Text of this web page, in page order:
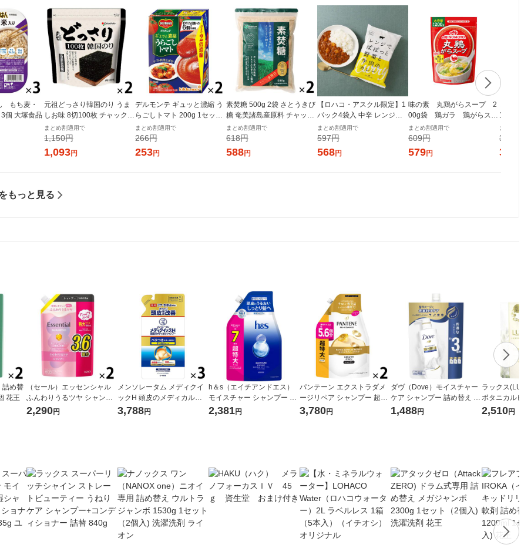
もち麦・
個 大塚食品
元祖どっさり韓国のり うま
しお味 8切100枚 チャック付
き 1セット（1個×2）オリオ
ンジャコー
まとめ割適用で
1,150円
1,093円
デルモンテ ギュッと濃縮 う
らごしトマト 200g 1セット
（1個×2）キッコーマン 紙
パック
まとめ割適用で
266円
253円
素焚糖 500g 2袋 さとうきび
糖 奄美諸島産原料 チャック
まとめ割適用で
618円
588円
【ロハコ・アスクル限定】1
パック4袋入 中辛 レンジで
ぱぱっと野菜と牛肉のカレ
ー 180g 1個 オリジナル レト
ル
まとめ割適用で
597円
568円
味の素 丸鶏がらスープ 2
00g袋 鶏ガラ 鶏がらスー
プの素
まとめ割適用で
609円
579円
1本 国産
まとめ割適
375円
357
もっと見る
詰め替
花王
（セール）エッセンシャル
ふんわりうるツヤ シャンプ
ー 詰め替え 大容量 1080ml
2個 花王
2,290円
メンソレータム メディクイ
ックH 頭皮のメディカルシ
ャンプー 詰め替え 280mL 3
個 ロート製薬 ふけ・かゆみ
3,788円
h＆s（エイチアンドエス）
モイスチャー シャンプー 詰
め替え 超特大 2.2Lサイズ P
＆G
2,381円
パンテーン エクストラダメ
ージリペア シャンプー 超特
大 詰め替え 1700ml 2個 P＆
3,780円
ダヴ（Dove）モイスチャー
ケア シャンプー 詰め替え 1k
g 2個 ユニリーバ
1,488円
ラックス(LUX)
ボタニカルピ
コンシャンプ
個
2,510円